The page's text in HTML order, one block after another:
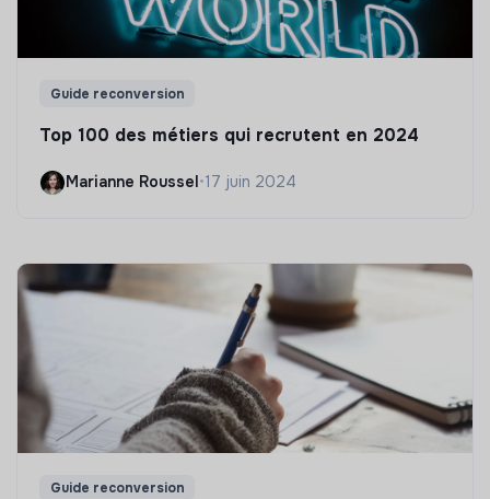
Guide reconversion
Top 100 des métiers qui recrutent en 2024
Marianne Roussel •17 juin 2024
Guide reconversion